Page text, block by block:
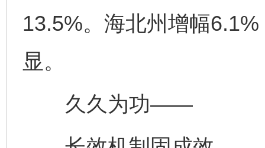
13.5%。海北州增幅
显。
久久为功——